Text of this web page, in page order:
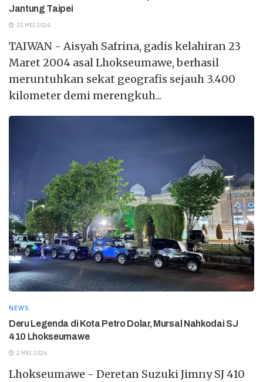
Jantung Taipei
31 MEI 2026
TAIWAN - Aisyah Safrina, gadis kelahiran 23
Maret 2004 asal Lhokseumawe, berhasil
meruntuhkan sekat geografis sejauh 3.400
kilometer demi merengkuh...
NEWS
Deru Legenda di Kota Petro Dolar, Mursal Nahkodai SJ
410 Lhokseumawe
2 MEI 2026
Lhokseumawe - Deretan Suzuki Jimny SJ 410